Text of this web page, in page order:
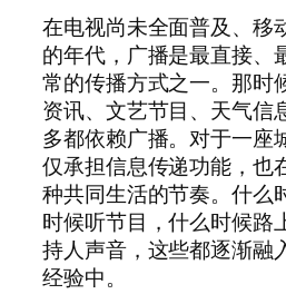
在电视尚未全面普及、移
的年代，广播是最直接、
常的传播方式之一。那时
资讯、文艺节目、天气信
多都依赖广播。对于一座
仅承担信息传递功能，也
种共同生活的节奏。什么
时候听节目，什么时候路
持人声音，这些都逐渐融
经验中。